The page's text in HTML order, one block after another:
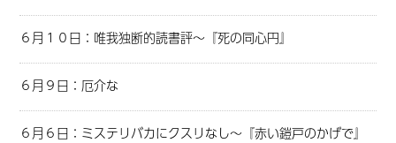
６月１０日：唯我独断的読書評～『死の同心円』
６月９日：厄介な
６月６日：ミステリバカにクスリなし～『赤い鎧戸のかげで』